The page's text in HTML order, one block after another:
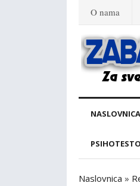
O nama
NASLOVNICA
Naslovnica »